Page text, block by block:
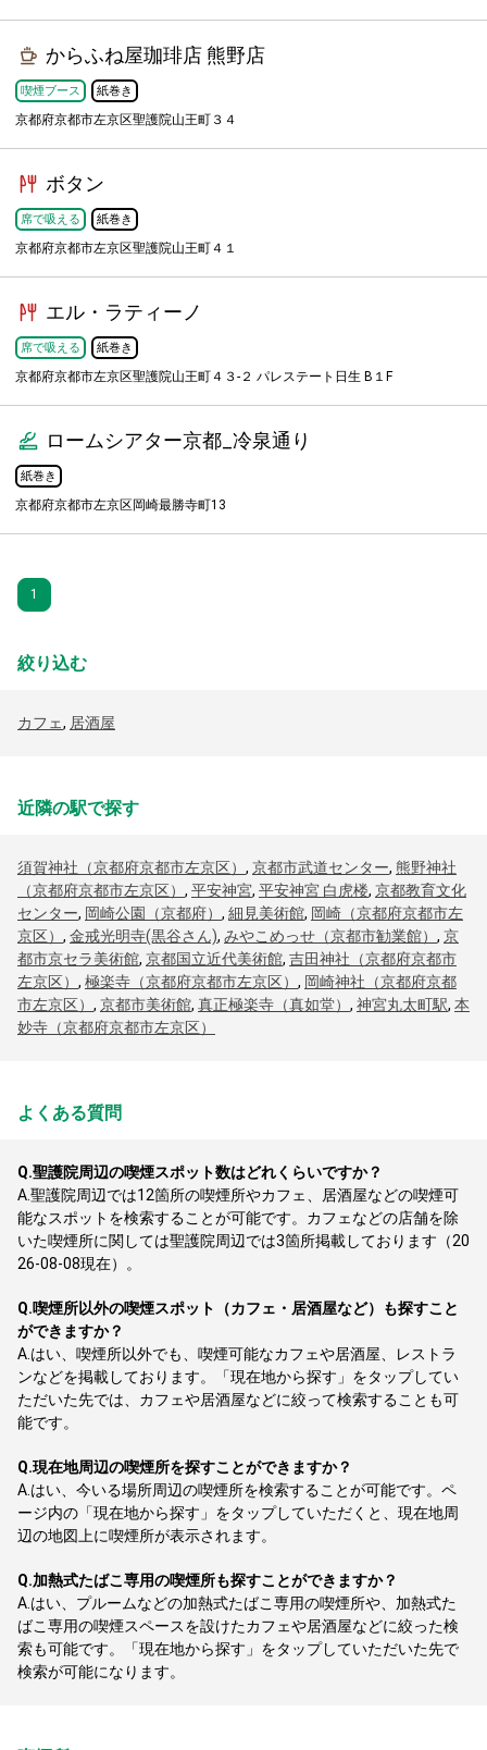
からふね屋珈琲店 熊野店
喫煙ブース 紙巻き
京都府京都市左京区聖護院山王町３４
ボタン
席で吸える 紙巻き
京都府京都市左京区聖護院山王町４１
エル・ラティーノ
席で吸える 紙巻き
京都府京都市左京区聖護院山王町４３-２ パレステート日生 B１F
ロームシアター京都_冷泉通り
紙巻き
京都府京都市左京区岡崎最勝寺町13
1
絞り込む
カフェ, 居酒屋
近隣の駅で探す
須賀神社（京都府京都市左京区） , 京都市武道センター, 熊野神社
（京都府京都市左京区） , 平安神宮, 平安神宮 白虎楼, 京都教育文化
センター, 岡崎公園（京都府） , 細見美術館, 岡崎（京都府京都市左
京区） , 金戒光明寺(黒谷さん), みやこめっせ（京都市勧業館） , 京
都市京セラ美術館, 京都国立近代美術館, 吉田神社（京都府京都市
左京区） , 極楽寺（京都府京都市左京区） , 岡崎神社（京都府京都
市左京区） , 京都市美術館, 真正極楽寺（真如堂） , 神宮丸太町駅, 本
妙寺（京都府京都市左京区）
よくある質問
Q.聖護院周辺の喫煙スポット数はどれくらいですか？
A.聖護院周辺では12箇所の喫煙所やカフェ、居酒屋などの喫煙可
能なスポットを検索することが可能です。カフェなどの店舗を除
いた喫煙所に関しては聖護院周辺では3箇所掲載しております（20
26-08-08現在）。
Q.喫煙所以外の喫煙スポット（カフェ・居酒屋など）も探すこと
ができますか？
A. はい、喫煙所以外でも、喫煙可能なカフェや居酒屋、レストラ
ンなどを掲載しております。「現在地から探す」をタップしてい
ただいた先では、カフェや居酒屋などに絞って検索することも可
能です。
Q.現在地周辺の喫煙所を探すことができますか？
A. はい、今いる場所周辺の喫煙所を検索することが可能です。ペ
ージ内の「現在地から探す」をタップしていただくと、現在地周
辺の地図上に喫煙所が表示されます。
Q.加熱式たばこ専用の喫煙所も探すことができますか？
A. はい、プルームなどの加熱式たばこ専用の喫煙所や、加熱式た
ばこ専用の喫煙スペースを設けたカフェや居酒屋などに絞った検
索も可能です。「現在地から探す」をタップしていただいた先で
検索が可能になります。